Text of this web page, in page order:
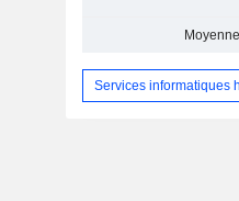
Services informatiques